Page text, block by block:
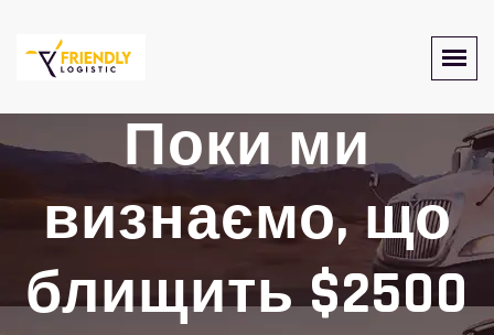
Поки ми
визнаємо, що
блищить $2500